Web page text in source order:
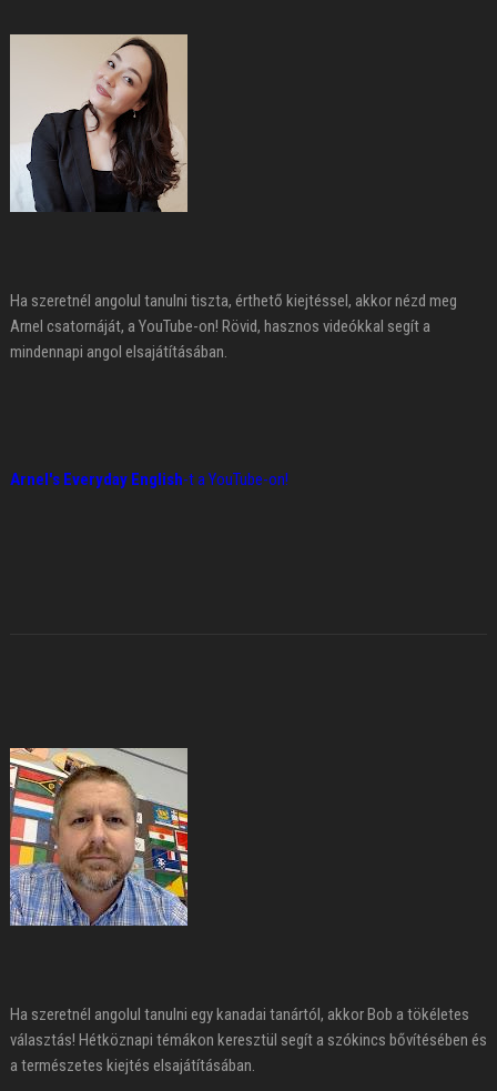
Ha szeretnél angolul tanulni tiszta, érthető kiejtéssel, akkor nézd meg
Arnel csatornáját, a YouTube-on! Rövid, hasznos videókkal segít a
mindennapi angol elsajátításában.
Arnel's Everyday English-t a YouTube-on!
Ha szeretnél angolul tanulni egy kanadai tanártól, akkor Bob a tökéletes
választás! Hétköznapi témákon keresztül segít a szókincs bővítésében és
a természetes kiejtés elsajátításában.